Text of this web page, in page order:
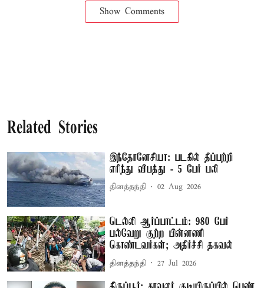
Show Comments
Related Stories
இந்தோனேசியா: படகில் தீப்பற்றி
எரிந்து விபத்து - 5 பேர் பலி
தினத்தந்தி 02 Aug 2026
டெல்லி ஆர்ப்பாட்டம்: 980 பேர்
பல்வேறு குற்ற பின்னணி
கொண்டவர்கள்; அதிர்ச்சி தகவல்
தினத்தந்தி 27 Jul 2026